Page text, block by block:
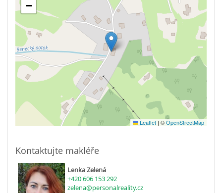
−
Leaflet | ©OpenStreetMap
Kontaktujte makléře
Lenka Zelená
+420 606 153 292
zelena@personalreality.cz